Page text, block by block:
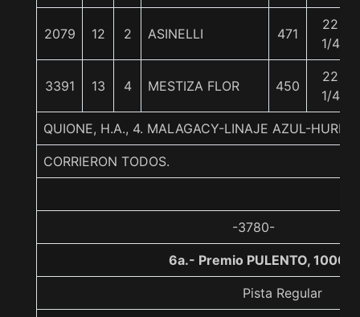
2079 12 2 ASINELLI 471
22
1/4
3391 13 4 MESTIZA FLOR 450
22
1/4
QUIONE, H.A., 4. MALAGACY-LINAJE AZUL-
CORRIERON TODOS.
-3780-
6a.- Premio PULENTO, 1000
Pista Regular